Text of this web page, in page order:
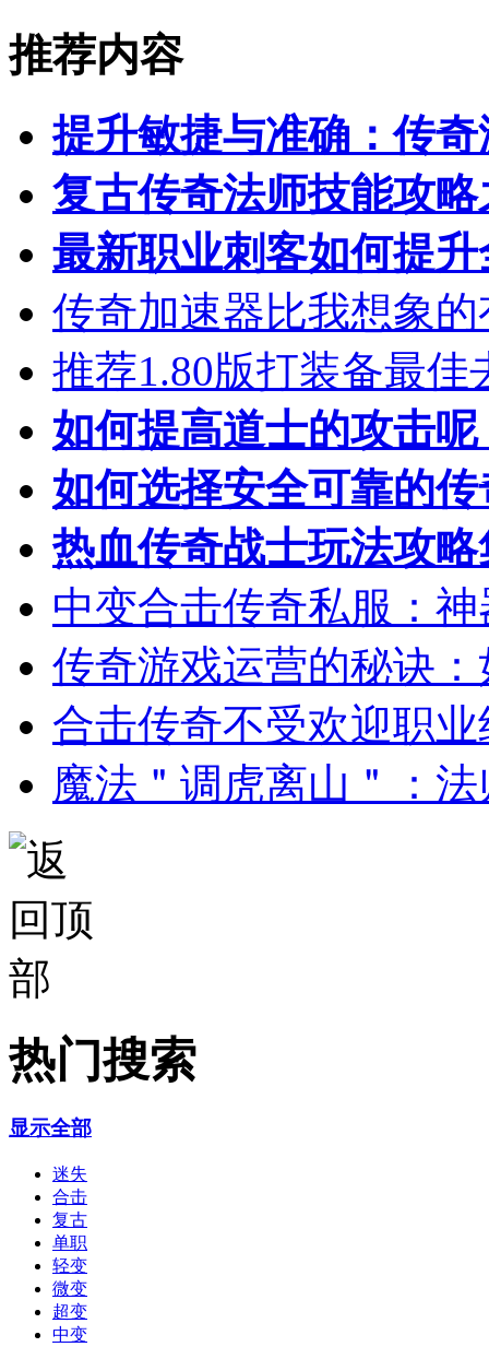
推荐内容
提升敏捷与准确：传
复古传奇法师技能攻
最新职业刺客如何提
传奇加速器比我想象的
推荐1.80版打装备最佳
如何提高道士的攻击呢
如何选择安全可靠的
热血传奇战士玩法攻略
中变合击传奇私服：
传奇游戏运营的秘诀
合击传奇不受欢迎职
魔法＂调虎离山＂：
热门搜索
显示全部
迷失
合击
复古
单职
轻变
微变
超变
中变